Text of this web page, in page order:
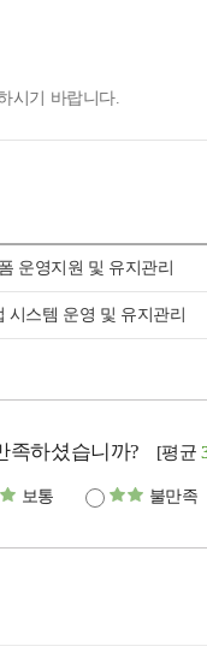
시기 바랍니다.
운영지원 및 유지관리
시스템 운영 및 유지관리
족하셨습니까? [평균
보통 불만족